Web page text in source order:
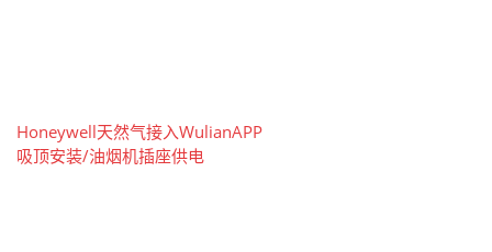
Honeywell天然气接入WulianAPP
吸顶安装/油烟机插座供电